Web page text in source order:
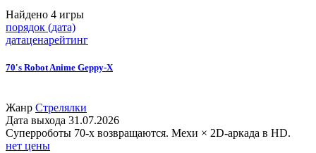
Найдено 4 игры
порядок (дата)
датаценарейтинг
70's Robot Anime Geppy-X
Жанр Стрелялки
Дата выхода 31.07.2026
Суперроботы 70-х возвращаются. Мехи × 2D-аркада в HD.
нет цены